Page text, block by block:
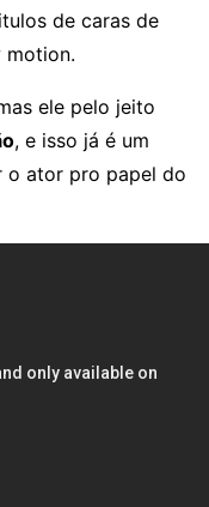
de caras de
motion.
ele pelo jeito
, e isso já é um
o ator pro papel do